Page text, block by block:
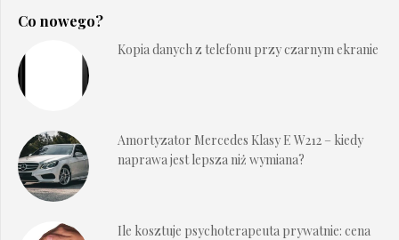
Co nowego?
Kopia danych z telefonu przy czarnym ekranie
Amortyzator Mercedes Klasy E W212 – kiedy
naprawa jest lepsza niż wymiana?
Ile kosztuje psychoterapeuta prywatnie: cena